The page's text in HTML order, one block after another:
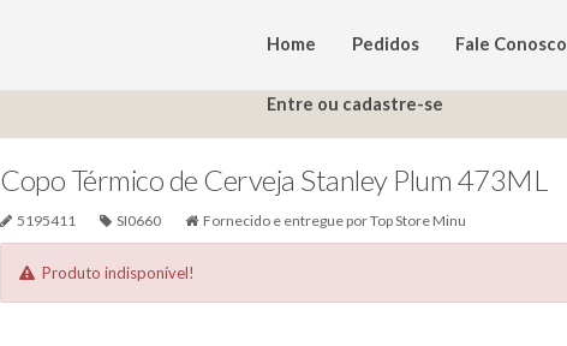
Home Pedidos Fale Conosco
Entre ou cadastre-se
Copo Térmico de Cerveja Stanley Plum 473ML
5195411 SI0660 Fornecido e entregue porTop Store Minu
Produto indisponível!